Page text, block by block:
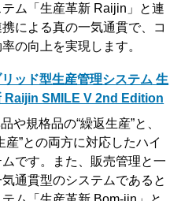
ム「生産革新 Raijin」と連
による真の一気通貫で、コ
の向上を実現します。
ッド型生産管理システム 生
Raijin SMILE V 2nd Edition
や規格品の“繰返生産”と、
”との両方に対応したハイ
です。また、販売管理と一
通貫型のシステムであると